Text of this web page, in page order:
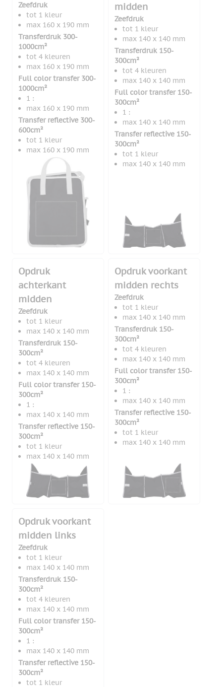
Zeefdruk
tot 1 kleur
max 160 x 190 mm
Transferdruk 300-
1000cm²
tot 4 kleuren
max 160 x 190 mm
Full color transfer 300-
1000cm²
1 :
max 160 x 190 mm
Transfer reflective 300-
600cm²
tot 1 kleur
max 160 x 190 mm
midden
Zeefdruk
tot 1 kleur
max 140 x 140 mm
Transferdruk 150-
300cm²
tot 4 kleuren
max 140 x 140 mm
Full color transfer 150-
300cm²
1 :
max 140 x 140 mm
Transfer reflective 150-
300cm²
tot 1 kleur
max 140 x 140 mm
Opdruk
achterkant
midden
Zeefdruk
tot 1 kleur
max 140 x 140 mm
Transferdruk 150-
300cm²
tot 4 kleuren
max 140 x 140 mm
Full color transfer 150-
300cm²
1 :
max 140 x 140 mm
Transfer reflective 150-
300cm²
tot 1 kleur
max 140 x 140 mm
Opdruk voorkant
midden rechts
Zeefdruk
tot 1 kleur
max 140 x 140 mm
Transferdruk 150-
300cm²
tot 4 kleuren
max 140 x 140 mm
Full color transfer 150-
300cm²
1 :
max 140 x 140 mm
Transfer reflective 150-
300cm²
tot 1 kleur
max 140 x 140 mm
Opdruk voorkant
midden links
Zeefdruk
tot 1 kleur
max 140 x 140 mm
Transferdruk 150-
300cm²
tot 4 kleuren
max 140 x 140 mm
Full color transfer 150-
300cm²
1 :
max 140 x 140 mm
Transfer reflective 150-
300cm²
tot 1 kleur